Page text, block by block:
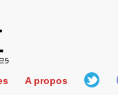
A propos